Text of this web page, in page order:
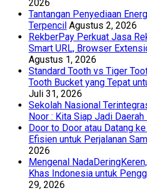
2026
Tantangan Penyediaan
Terpencil Agustus 2, 2026
RekberPay Perkuat Jasa
Smart URL, Browser
Agustus 1, 2026
Standard Tooth vs Tiger
Tooth Bucket yang Tepat
Juli 31, 2026
Sekolah Nasional
Noor : Kita Siap Jadi
Door to Door atau Datang
Efisien untuk Perjalanan
2026
Mengenal
Khas Indonesia untuk
29, 2026